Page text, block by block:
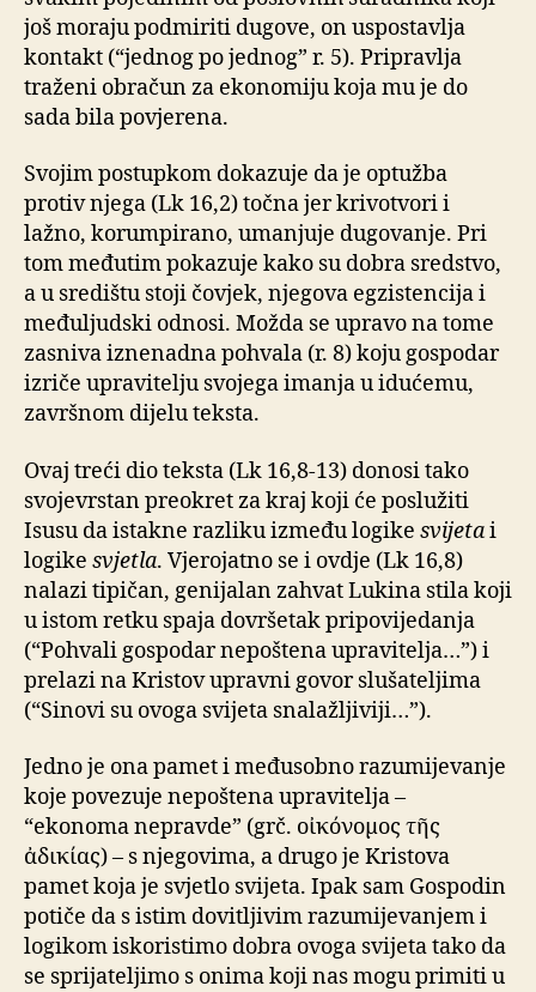
još moraju podmiriti dugove, on uspostavlja
kontakt (“jednog po jednog” r. 5). Pripravlja
traženi obračun za ekonomiju koja mu je do
sada bila povjerena.
Svojim postupkom dokazuje da je optužba
protiv njega (Lk 16,2) točna jer krivotvori i
lažno, korumpirano, umanjuje dugovanje. Pri
tom međutim pokazuje kako su dobra sredstvo,
a u središtu stoji čovjek, njegova egzistencija i
međuljudski odnosi. Možda se upravo na tome
zasniva iznenadna pohvala (r. 8) koju gospodar
izriče upravitelju svojega imanja u idućemu,
završnom dijelu teksta.
Ovaj treći dio teksta (Lk 16,8-13) donosi tako
svojevrstan preokret za kraj koji će poslužiti
Isusu da istakne razliku između logike svijetai
logike svjetla. Vjerojatno se i ovdje (Lk 16,8)
nalazi tipičan, genijalan zahvat Lukina stila koji
u istom retku spaja dovršetak pripovijedanja
(“Pohvali gospodar nepoštena upravitelja…”) i
prelazi na Kristov upravni govor slušateljima
(“Sinovi su ovoga svijeta snalažljiviji…”).
Jedno je ona pamet i međusobno razumijevanje
koje povezuje nepoštena upravitelja –
“ekonoma nepravde” (grč. οἰκόνομος τῆς
ἀδικίας) – s njegovima, a drugo je Kristova
pamet koja je svjetlo svijeta. Ipak sam Gospodin
potiče da s istim dovitljivim razumijevanjem i
logikom iskoristimo dobra ovoga svijeta tako da
se sprijateljimo s onima koji nas mogu primiti u